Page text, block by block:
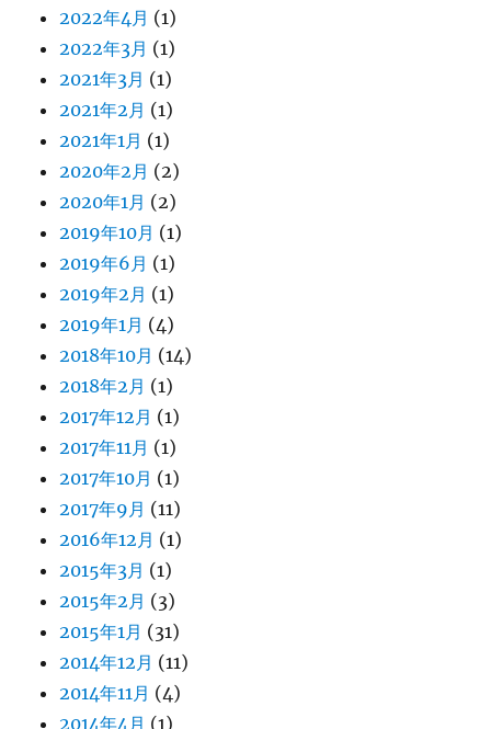
2022年4月 (1)
2022年3月 (1)
2021年3月 (1)
2021年2月 (1)
2021年1月 (1)
2020年2月 (2)
2020年1月 (2)
2019年10月 (1)
2019年6月 (1)
2019年2月 (1)
2019年1月 (4)
2018年10月 (14)
2018年2月 (1)
2017年12月 (1)
2017年11月 (1)
2017年10月 (1)
2017年9月 (11)
2016年12月 (1)
2015年3月 (1)
2015年2月 (3)
2015年1月 (31)
2014年12月 (11)
2014年11月 (4)
2014年4月 (1)